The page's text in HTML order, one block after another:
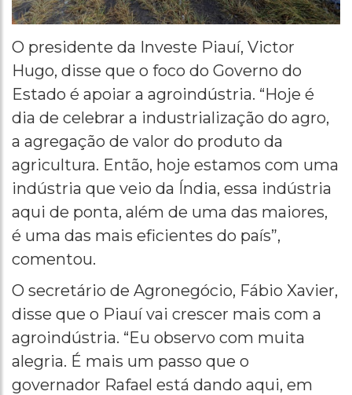
O presidente da Investe Piauí, Victor
Hugo, disse que o foco do Governo do
Estado é apoiar a agroindústria. “Hoje é
dia de celebrar a industrialização do agro,
a agregação de valor do produto da
agricultura. Então, hoje estamos com uma
indústria que veio da Índia, essa indústria
aqui de ponta, além de uma das maiores,
é uma das mais eficientes do país”,
comentou.
O secretário de Agronegócio, Fábio Xavier,
disse que o Piauí vai crescer mais com a
agroindústria. “Eu observo com muita
alegria. É mais um passo que o
governador Rafael está dando aqui, em